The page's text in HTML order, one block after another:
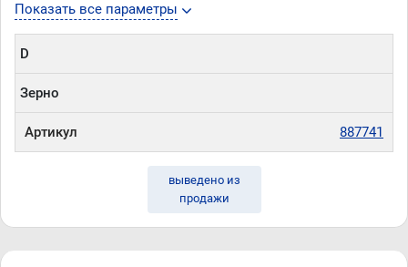
Показать все параметры
D
Зерно
Артикул 887741
выведено из
продажи